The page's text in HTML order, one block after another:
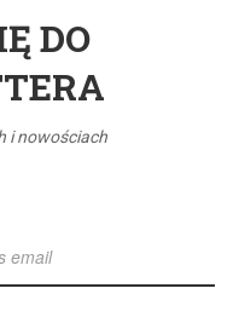
DO
i nowościach